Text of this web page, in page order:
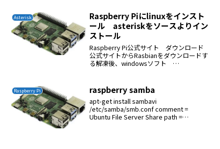
Asterisk
Raspberry Piにlinuxをインスト
ール asteriskをソースよりイン
ストール
Raspberry Pi公式サイト ダウンロード
公式サイトからRasbianをダウンロードす
る解凍後、windowsソフト
の確認tail gre...
Raspberry Pi raspberry samba
apt-get install sambavi
/etc/samba/smb.conf comment =
Ubuntu File Server Share path =